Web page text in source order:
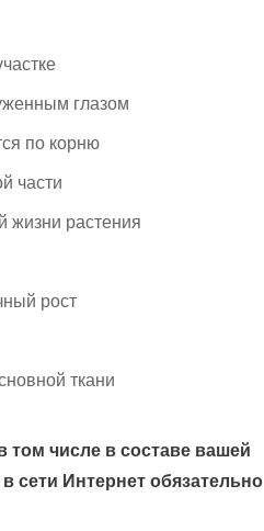
глазом
по корню
части
жизни растения
рост
ткани
том числе в составе вашей
сети Интернет обязательно